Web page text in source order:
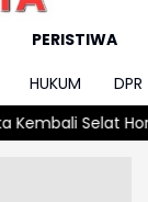
PERISTIWA
HUKUM
DPR
Ngatiyana: Tindak